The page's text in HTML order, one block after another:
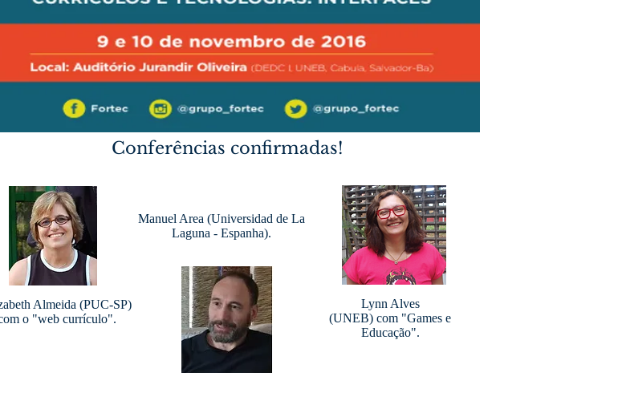
Conferências confirmadas!
Almeida (PUC-SP)
o "web currículo".
Manuel Area (Universidad de La
Laguna - Espanha).
Lynn Alves
(UNEB) com "Games e
Educação".